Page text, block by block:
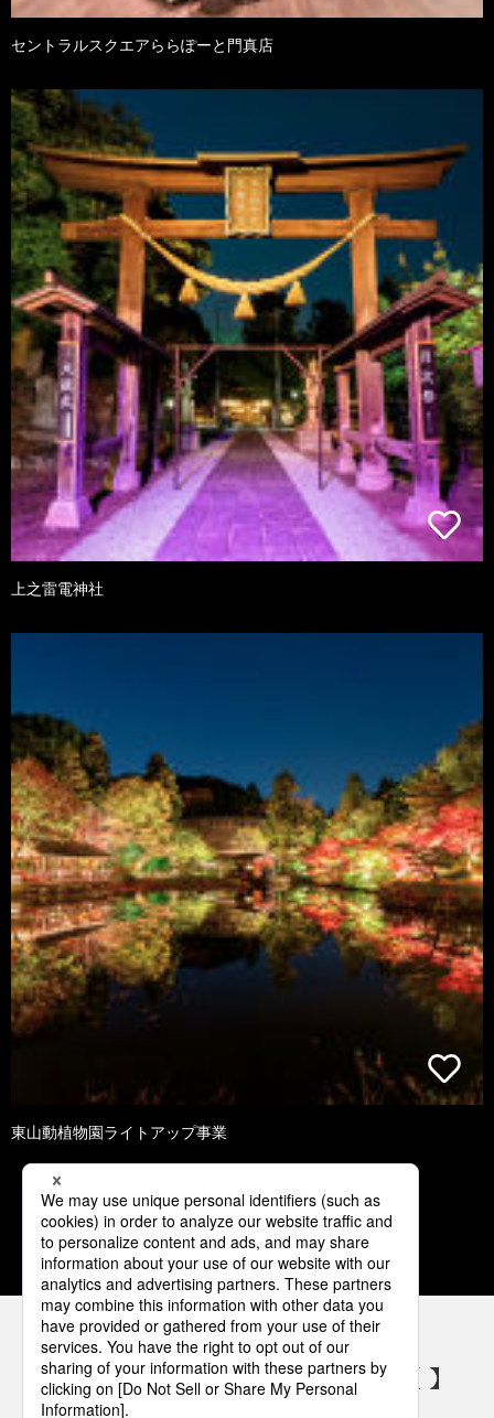
セントラルスクエアららぽーと門真店
上之雷電神社
東山動植物園ライトアップ事業
1 2 3 4 5
パナソニックの電気設備 SNSアカウント